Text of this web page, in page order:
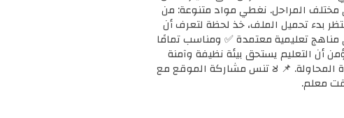
مختلف المراحل. نغطي مواد متنوعة: من
تنتظر بدء تحميل الملف، خذ لحظة لتعرف أن
مبني على مناهج تعليمية معتمدة ✅ ومناسب تمامًا
أن التعليم يستحق بيئة نظيفة وآمنة
المحاولة. 📌 لا تنس مشاركة الموقع مع
معلم.